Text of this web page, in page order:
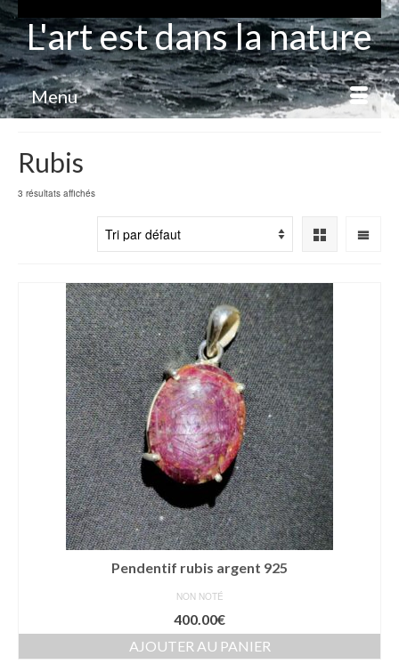
L'art est dans la nature
Menu
Rubis
3 résultats affichés
Pendentif rubis argent 925
NON NOTÉ
400.00€
AJOUTER AU PANIER